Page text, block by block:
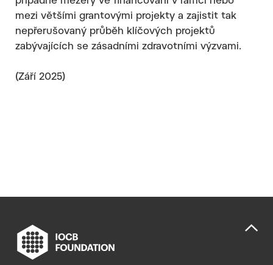
mezi většími grantovými projekty a zajistit tak
nepřerušovaný průběh klíčových projektů
zabývajících se zásadními zdravotními výzvami.
(Září 2025)